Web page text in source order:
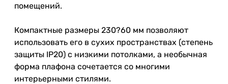
помещений.
Компактные размеры 230?60 мм позволяют
использовать его в сухих пространствах (степень
защиты IP20) с низкими потолками, а необычная
форма плафона сочетается со многими
интерьерными стилями.